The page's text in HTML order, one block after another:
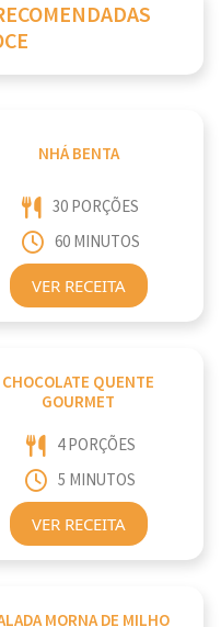
NHÁ BENTA
30 PORÇÕES
60 MINUTOS
VER RECEITA
CHOCOLATE QUENTE
GOURMET
4 PORÇÕES
5 MINUTOS
VER RECEITA
MORNA DE MILHO